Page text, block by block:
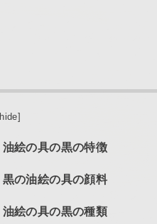
hide]
油絵の具の黒の特徴
黒の油絵の具の顔料
油絵の具の黒の種類